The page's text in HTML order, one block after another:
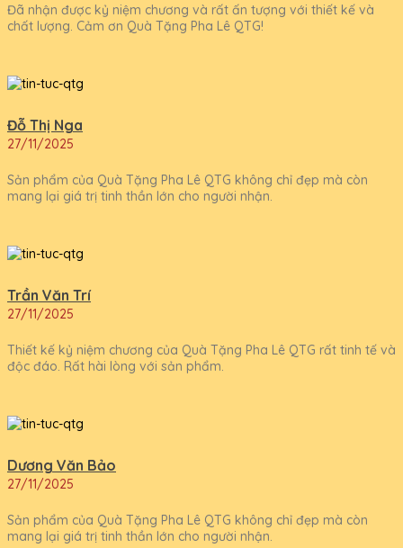
Đã nhận được kỷ niệm chương và rất ấn tượng với thiết kế và
chất lượng. Cảm ơn Quà Tặng Pha Lê QTG!
Đỗ Thị Nga
27/11/2025
Sản phẩm của Quà Tặng Pha Lê QTG không chỉ đẹp mà còn
mang lại giá trị tinh thần lớn cho người nhận.
Trần Văn Trí
27/11/2025
Thiết kế kỷ niệm chương của Quà Tặng Pha Lê QTG rất tinh tế và
độc đáo. Rất hài lòng với sản phẩm.
Dương Văn Bảo
27/11/2025
Sản phẩm của Quà Tặng Pha Lê QTG không chỉ đẹp mà còn
mang lại giá trị tinh thần lớn cho người nhận.